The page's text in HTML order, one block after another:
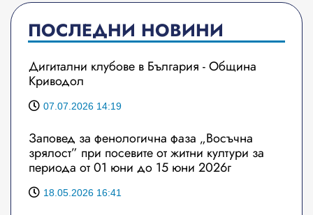
ПОСЛЕДНИ НОВИНИ
Дигитални клубове в България - Община
Криводол
07.07.2026 14:19
Заповед за фенологична фаза „Восъчна
зрялост” при посевите от житни култури за
периода от 01 юни до 15 юни 2026г
18.05.2026 16:41